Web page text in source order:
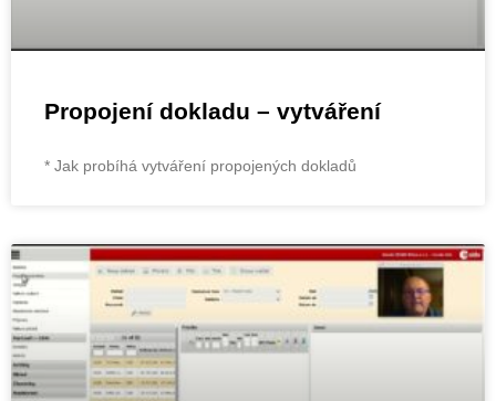
Propojení dokladu – vytváření
* Jak probíhá vytváření propojených dokladů